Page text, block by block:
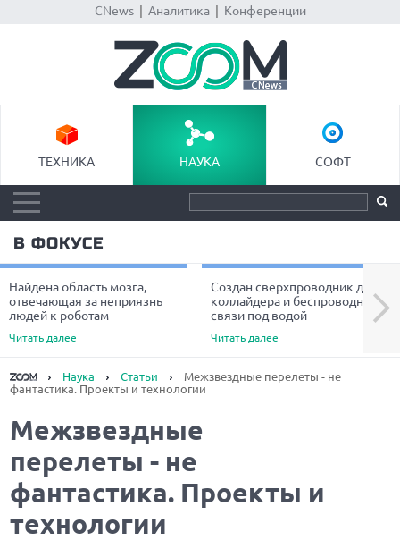
CNews| Аналитика| Конференции
ТЕХНИКА НАУКА СОФТ
В ФОКУСЕ
Найдена область мозга,
отвечающая за неприязнь
людей к роботам
Читать далее
Создан сверхпроводник для
коллайдера и беспроводной
связи под водой
Читать далее
Next
Наука Статьи
Межзвездные перелеты - не
фантастика. Проекты и технологии
Межзвездные
перелеты - не
фантастика. Проекты и
технологии